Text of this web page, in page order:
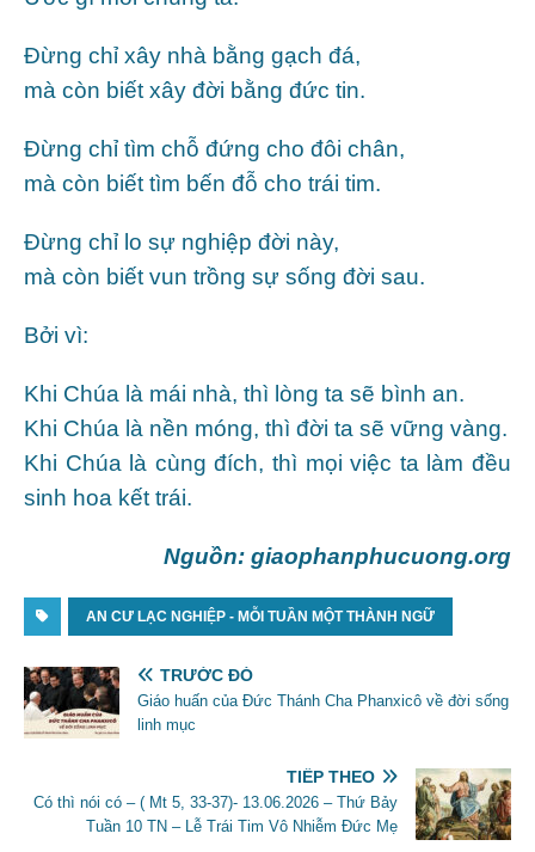
Đừng chỉ xây nhà bằng gạch đá,
mà còn biết xây đời bằng đức tin.
Đừng chỉ tìm chỗ đứng cho đôi chân,
mà còn biết tìm bến đỗ cho trái tim.
Đừng chỉ lo sự nghiệp đời này,
mà còn biết vun trồng sự sống đời sau.
Bởi vì:
Khi Chúa là mái nhà, thì lòng ta sẽ bình an.
Khi Chúa là nền móng, thì đời ta sẽ vững vàng.
Khi Chúa là cùng đích, thì mọi việc ta làm đều
sinh hoa kết trái.
Nguồn: giaophanphucuong.org
AN CƯ LẠC NGHIỆP - MỖI TUẦN MỘT THÀNH NGỮ
TRƯỚC ĐÓ
Giáo huấn của Đức Thánh Cha Phanxicô về đời sống
linh mục
TIẾP THEO
Có thì nói có – ( Mt 5, 33-37)- 13.06.2026 – Thứ Bảy
Tuần 10 TN – Lễ Trái Tim Vô Nhiễm Đức Mẹ